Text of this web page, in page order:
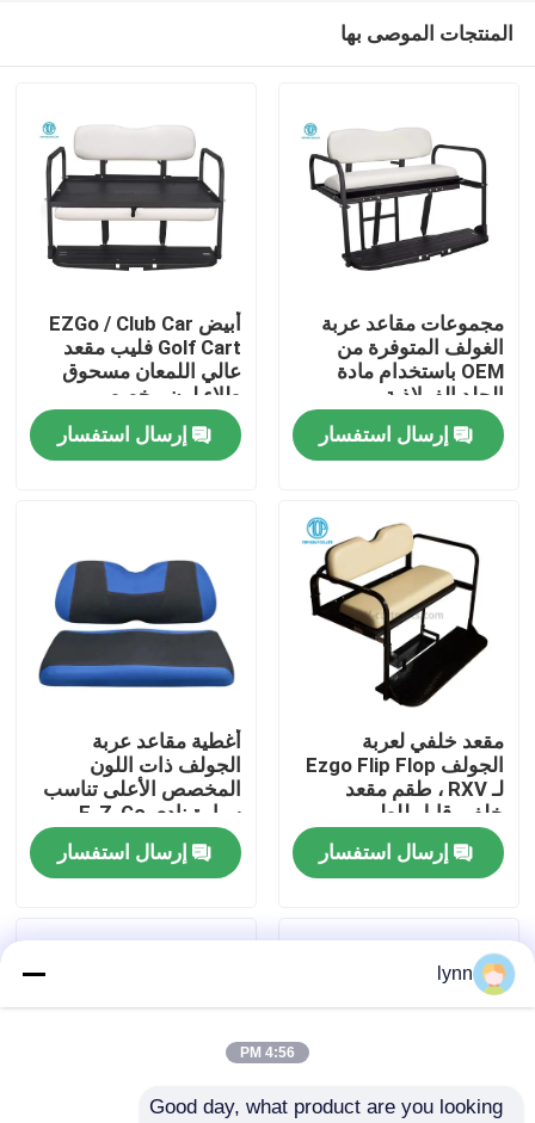
مسكن
معلومات عنا
جولة في المعمل
مراقبة الجودة
اتصل بنا
أخبار
مرايا جانبية لعربة الجولف
لوحة القيادة عربة الجولف
المنتجات الموصى بها
مجموعات مقاعد عربة
الغولف المتوفرة من
OEM باستخدام مادة
الجلد الفولاذية
إرسال استفسار
أبيض EZGo / Club Car
Golf Cart فليب مقعد
عالي اللمعان مسحوق
طلاء لون مخصص
إرسال استفسار
مقعد خلفي لعربة
الجولف Ezgo Flip Flop
لـ RXV ، طقم مقعد
خلفي قابل للطي
إرسال استفسار
أغطية مقاعد عربة
الجولف ذات اللون
المخصص الأعلى تناسب
سيارة نادي E-Z-Go
وغيرها من السيارات
الكهربائيةإرسال استفسار
lynn
4:56 PM
Good day, what product are you looking